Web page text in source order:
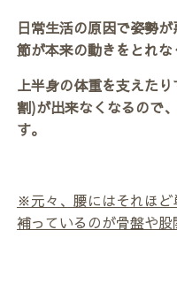
日常生活の原因で姿勢
節が本来の動きをとれな
上半身の体重を支えた
割)が出来なくなるので
す。
※元々、腰にはそれほど
補っているのが骨盤や股